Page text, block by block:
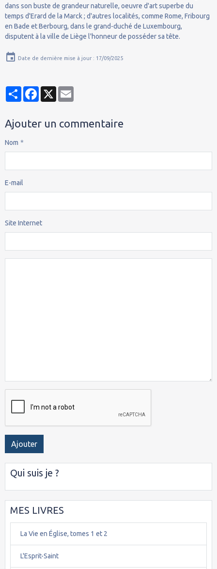
dans son buste de grandeur naturelle, oeuvre d'art superbe du
temps d'Erard de la Marck ; d'autres localités, comme Rome, Fribourg
en Bade et Berbourg, dans le grand-duché de Luxembourg,
disputent à la ville de Liège l'honneur de posséder sa tête.
Date de dernière mise à jour : 17/09/2025
PartagerFacebook
X
Ajouter un commentaire
Nom
E-mail
Site Internet
Ajouter
Qui suis je ?
MES LIVRES
La Vie en Église, tomes 1 et 2
L'Esprit-Saint